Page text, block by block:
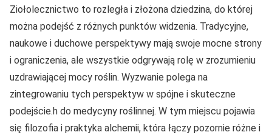
Ziołolecznictwo to rozległa i złożona dziedzina, do której
można podejść z różnych punktów widzenia. Tradycyjne,
naukowe i duchowe perspektywy mają swoje mocne strony
i ograniczenia, ale wszystkie odgrywają rolę w zrozumieniu
uzdrawiającej mocy roślin. Wyzwanie polega na
zintegrowaniu tych perspektyw w spójne i skuteczne
podejście.h do medycyny roślinnej. W tym miejscu pojawia
się filozofia i praktyka alchemii, która łączy pozornie różne i